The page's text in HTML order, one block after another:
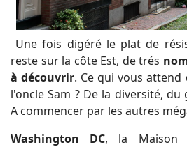
Une fois digéré le plat de
reste sur la côte Est, de trés
à découvrir. Ce qui vous
l'oncle Sam ? De la diversité,
A commencer par les autres
Washington DC, la Maison